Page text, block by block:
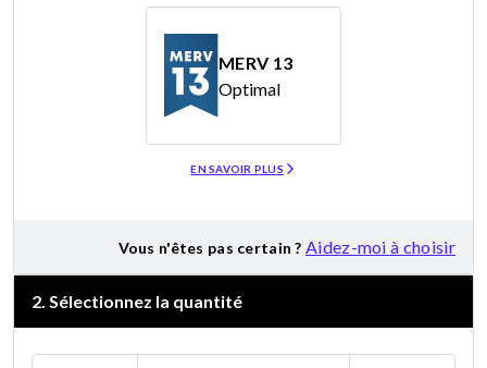
MERV 13
Optimal
EN SAVOIR PLUS
Vous n'êtes pas certain ? Aidez-moi à choisir
2. Sélectionnez la quantité